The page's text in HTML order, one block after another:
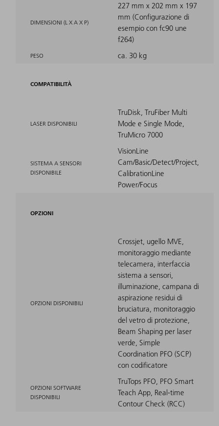
DIMENSIONI (L X A X P)
227 mm x 202 mm x 197
mm (Configurazione di
esempio con fc90 une
f264)
PESO ca. 30 kg
COMPATIBILITÀ
LASER DISPONIBILI
TruDisk, TruFiber Multi
Mode e Single Mode,
TruMicro 7000
SISTEMA A SENSORI
DISPONIBILE
VisionLine
Cam/Basic/Detect/Project,
CalibrationLine
Power/Focus
OPZIONI
OPZIONI DISPONIBILI
Crossjet, ugello MVE,
monitoraggio mediante
telecamera, interfaccia
sistema a sensori,
illuminazione, campana di
aspirazione residui di
bruciatura, monitoraggio
del vetro di protezione,
Beam Shaping per laser
verde, Simple
Coordination PFO (SCP)
con codificatore
OPZIONI SOFTWARE
DISPONIBILI
TruTops PFO, PFO Smart
Teach App, Real-time
Contour Check (RCC)